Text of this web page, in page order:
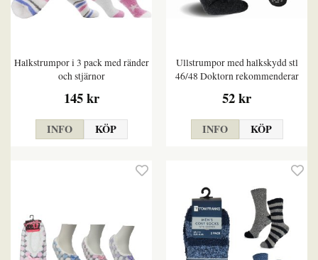
Halkstrumpor i 3 pack med ränder
och stjärnor
145 kr
INFO KÖP
Ullstrumpor med halkskydd stl
46/48 Doktorn rekommenderar
52 kr
INFO KÖP